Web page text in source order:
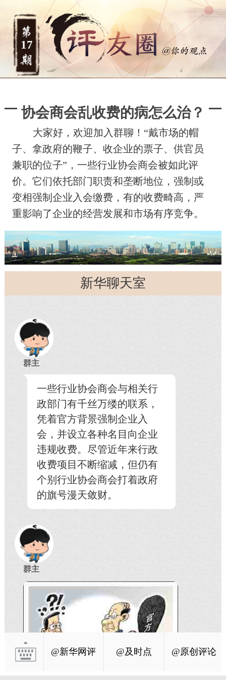
17
协会商会乱收费的病怎么治？
大家好，欢迎加入群聊！“戴市场的帽
子、拿政府的鞭子、收企业的票子、供官员
兼职的位子”，一些行业协会商会被如此评
价。它们依托部门职责和垄断地位，强制或
变相强制企业入会缴费，有的收费畸高，严
重影响了企业的经营发展和市场有序竞争。
新华聊天室
群主
一些行业协会商会与相关行
政部门有千丝万缕的联系，
凭着官方背景强制企业入
会，并设立各种名目向企业
违规收费。尽管近年来行政
收费项目不断缩减，但仍有
个别行业协会商会打着政府
的旗号漫天敛财。
群主
@新华网评 @及时点 @原创评论